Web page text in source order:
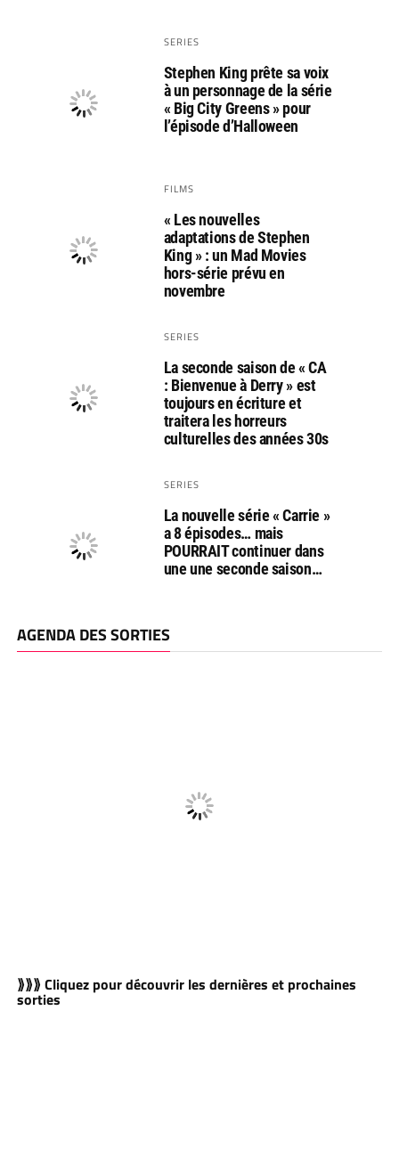
SERIES
Stephen King prête sa voix
à un personnage de la série
« Big City Greens » pour
l’épisode d’Halloween
FILMS
« Les nouvelles
adaptations de Stephen
King » : un Mad Movies
hors-série prévu en
novembre
SERIES
La seconde saison de « CA
: Bienvenue à Derry » est
toujours en écriture et
traitera les horreurs
culturelles des années 30s
SERIES
La nouvelle série « Carrie »
a 8 épisodes… mais
POURRAIT continuer dans
une une seconde saison…
AGENDA DES SORTIES
⟫⟫⟫ Cliquez pour découvrir les dernières et prochaines
sorties